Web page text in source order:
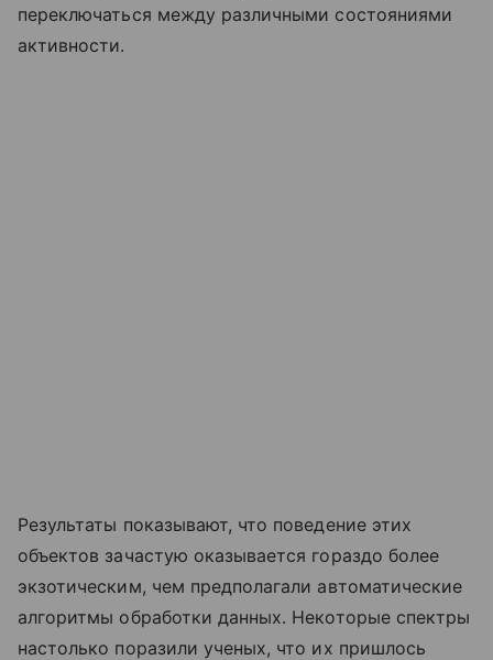
переключаться между различными состояниями
активности.
Результаты показывают, что поведение этих
объектов зачастую оказывается гораздо более
экзотическим, чем предполагали автоматические
алгоритмы обработки данных. Некоторые спектры
настолько поразили ученых, что их пришлось